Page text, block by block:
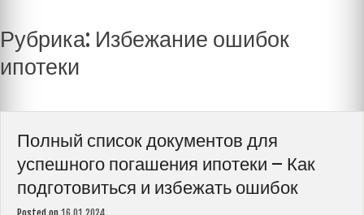
Рубрика: Избежание ошибок
ипотеки
Полный список документов для
успешного погашения ипотеки – Как
подготовиться и избежать ошибок